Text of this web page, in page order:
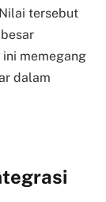
tersebut
memegang
dalam